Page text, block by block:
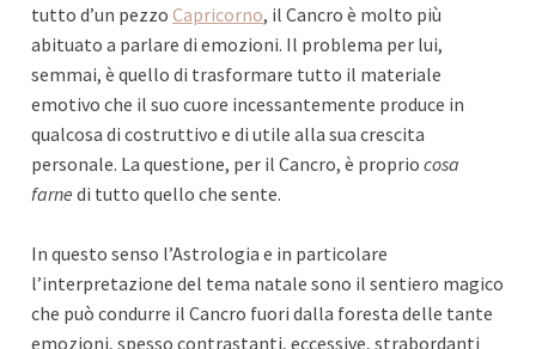
tutto d’un pezzoCapricorno, il Cancro è molto più
abituato a parlare di emozioni. Il problema per lui,
semmai, è quello di trasformare tutto il materiale
emotivo che il suo cuore incessantemente produce in
qualcosa di costruttivo e di utile alla sua crescita
personale. La questione, per il Cancro, è propriocosa
farne di tutto quello che sente.
In questo senso l’Astrologia e in particolare
l’interpretazione del tema natale sono il sentiero magico
che può condurre il Cancro fuori dalla foresta delle tante
emozioni, spesso contrastanti, eccessive, strabordanti